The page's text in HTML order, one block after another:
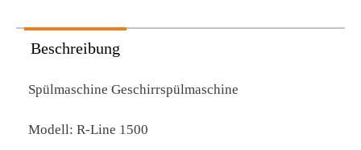
Beschreibung
Spülmaschine Geschirrspülmaschine
Modell: R-Line 1500